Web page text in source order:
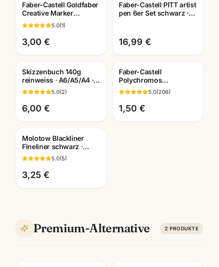
Faber-Castell Goldfaber
Creative Marker
Einzelstift · alle Farben ·
Künstlerbedarf
5.0(1)
3,00 €
Faber-Castell PITT artist
pen 6er Set schwarz ·
16,99 €
Skizzenbuch 140g
reinweiss · A6/A5/A4 ·
Zeichenpapier für
Studien unterwegs
5.0(2)
6,00 €
Faber-Castell
Polychromos
Künstlerfarbstifte ·
Einzelstift alle Farben ·
Mannheim
5.0(206)
1,50 €
Molotow Blackliner
Fineliner schwarz ·
pigmentiert +
dokumentenecht ·
Künstlerbedarf
5.0(5)
3,25 €
Premium-Alternative 2 PRODUKTE